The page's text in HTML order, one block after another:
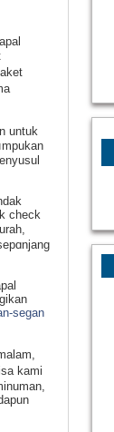
untuk
check
segan
kami